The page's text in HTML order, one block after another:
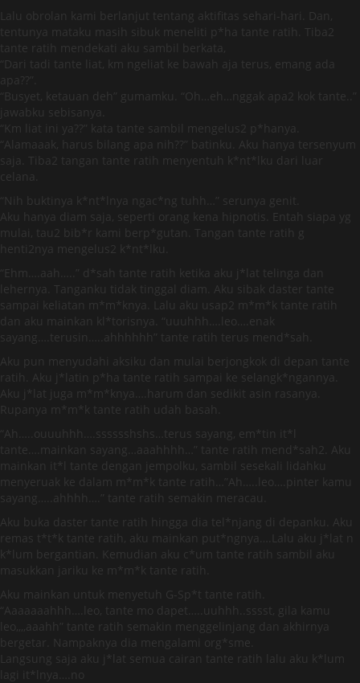
Lalu obrolan kami berlanjut tentang aktifitas sehari-hari. Dan,
tentunya mataku masih sibuk meneliti p*ha tante ratih. Tiba2
tante ratih mendekati aku sambil berkata,
“Dari tadi tante liat, km ngeliat ke bawah aja terus, emang ada
apa??”.
“Busyet, ketauan deh” gumamku. “Oh…eh…nggak apa2 kok tante..”
jawabku sebisanya.
“Km liat ini ya??” kata tante sambil mengelus2 p*hanya.
“Alamaaak, harus bilang apa nih??” batinku. Aku hanya tersenyum
saja. Tiba2 tangan tante ratih menyentuh k*nt*lku dari luar
celana.
“Nih buktinya k*nt*lnya ngac*ng tuhh…” serunya genit.
Aku hanya diam saja, seperti orang kena hipnotis. Entah siapa yg
mulai, tau2 bib*r kami berp*gutan. Tangan tante ratih g
henti2nya mengelus2 k*nt*lku.
“Ehm….aah…..” d*sah tante ratih ketika aku j*lat telinga dan
lehernya. Tanganku tidak tinggal diam. Aku sibak daster tante
sampai keliatan m*m*knya. Lalu aku usap2 m*m*k tante ratih
dan aku mainkan kl*torisnya. “uuuhhh….leo….enak
sayang….terusin…..ahhhhhh” tante ratih terus mend*sah.
Aku pun menyudahi aksiku dan mulai berjongkok di depan tante
ratih. Aku j*latin p*ha tante ratih sampai ke selangk*ngannya.
Aku j*lat juga m*m*knya….harum dan sedikit asin rasanya.
Rupanya m*m*k tante ratih udah basah.
“Ah…..ouuuhhh….sssssshshs…terus sayang, em*tin it*l
tante….mainkan sayang…aaahhhh…” tante ratih mend*sah2. Aku
mainkan it*l tante dengan jempolku, sambil sesekali lidahku
menyeruak ke dalam m*m*k tante ratih…”Ah…..leo….pinter kamu
sayang…..ahhhh….” tante ratih semakin meracau.
Aku buka daster tante ratih hingga dia tel*njang di depanku. Aku
remas t*t*k tante ratih, aku mainkan put*ngnya….Lalu aku j*lat n
k*lum bergantian. Kemudian aku c*um tante ratih sambil aku
masukkan jariku ke m*m*k tante ratih.
Aku mainkan untuk menyetuh G-Sp*t tante ratih.
“Aaaaaaahhh….leo, tante mo dapet…..uuhhh..sssst, gila kamu
leo,,,,aaahh” tante ratih semakin menggelinjang dan akhirnya
bergetar. Nampaknya dia mengalami org*sme.
Langsung saja aku j*lat semua cairan tante ratih lalu aku k*lum
lagi it*lnya….no